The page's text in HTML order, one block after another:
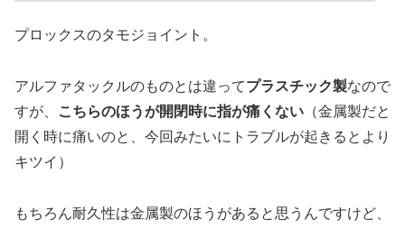
プロックスのタモジョイント。
アルファタックルのものとは違ってプラスチック製なので
すが、
こちらのほうが開閉時に指が痛くない （金属製だと
開く時に痛いのと、今回みたいにトラブルが起きるとより
キツイ）
もちろん耐久性は金属製のほうがあると思うんですけど、